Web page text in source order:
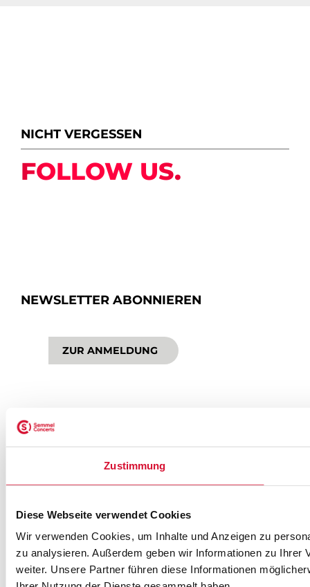
Zustimmung
Diese Webseite verwendet Cookies
Wir verwenden Cookies, um Inhalte und Anzeigen zu
zu analysieren. Außerdem geben wir Informationen zu Ihrer
weiter. Unsere Partner führen diese Informationen
NICHT VERGESSEN
FOLLOW US.
NEWSLETTER ABONNIEREN
ZUR ANMELDUNG
KONTAKTIMPRESSUMDATENSCHUTZ